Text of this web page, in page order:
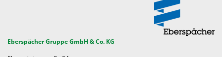
Eberspächer Gruppe GmbH & Co. KG